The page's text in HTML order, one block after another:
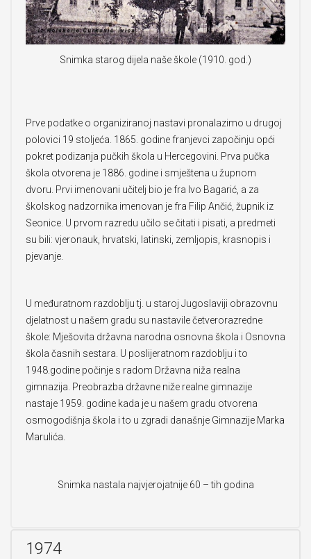
Snimka starog dijela naše škole (1910. god.)
Prve podatke o organiziranoj nastavi pronalazimo u drugoj
polovici 19 stoljeća. 1865. godine franjevci započinju opći
pokret podizanja pučkih škola u Hercegovini. Prva pučka
škola otvorena je 1886. godine i smještena u župnom
dvoru. Prvi imenovani učitelj bio je fra Ivo Bagarić, a za
školskog nadzornika imenovan je fra Filip Ančić, župnik iz
Seonice. U prvom razredu učilo se čitati i pisati, a predmeti
su bili: vjeronauk, hrvatski, latinski, zemljopis, krasnopis i
pjevanje.
U međuratnom razdoblju tj. u staroj Jugoslaviji obrazovnu
djelatnost u našem gradu su nastavile četverorazredne
škole: Mješovita državna narodna osnovna škola i Osnovna
škola časnih sestara. U poslijeratnom razdoblju i to
1948.godine počinje s radom Državna niža realna
gimnazija. Preobrazba državne niže realne gimnazije
nastaje 1959. godine kada je u našem gradu otvorena
osmogodišnja škola i to u zgradi današnje Gimnazije Marka
Marulića.
Snimka nastala najvjerojatnije 60 – tih godina
1974